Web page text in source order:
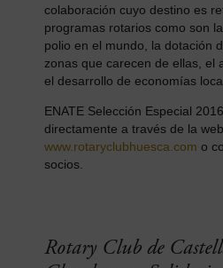
colaboración cuyo destino es
programas rotarios como son
polio en el mundo, la dotación
zonas que carecen de ellas, el
el desarrollo de economías
ENATE Selección Especial
directamente a través de la
www.rotaryclubhuesca.com o
socios.
Rotary Club de